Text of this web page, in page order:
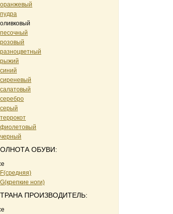
оранжевый
пудра
оливковый
песочный
розовый
разноцветный
рыжий
синий
сиреневый
салатовый
серебро
серый
террокот
фиолетовый
черный
ОБУВИ:
F(средняя)
G(крепкие ноги)
ПРОИЗВОДИТЕЛЬ: